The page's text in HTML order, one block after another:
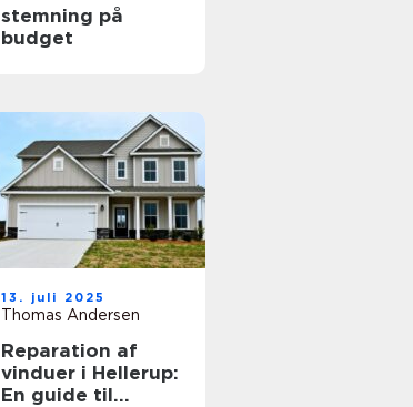
stemning på
budget
13. juli 2025
Thomas Andersen
Reparation af
vinduer i Hellerup:
En guide til